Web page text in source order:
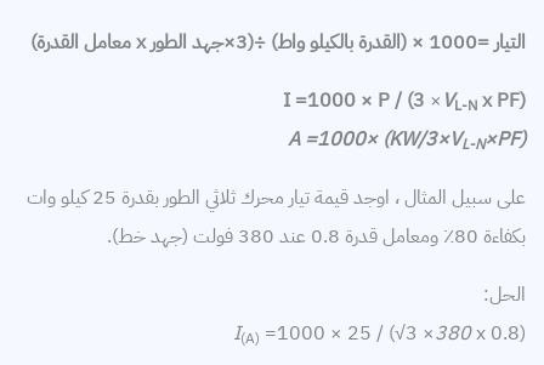
التيار =1000 × (القدرة بالكيلو واط) ÷(
3×جهد الطور x معامل القدرة)
I =1000 × P / (3 × VL-N x PF)
A =1000× (KW/3×VL-N×PF)
على سبيل المثال ، اوجد قيمة تيار محرك ثلاثي الطور بقدرة 25 كيلو وات
بكفاءة 80٪ ومعامل قدرة 0.8 عند 380 فولت (جهد خط).
الحل:
I(A) =1000 × 25 / (√3 ×380x 0.8)